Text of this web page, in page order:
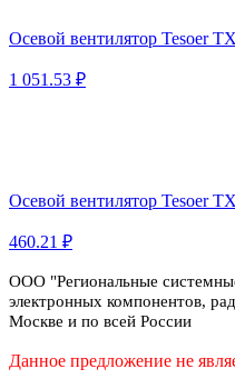
Осевой вентилятор Tesoer
1 051.53 ₽
Осевой вентилятор Tesoer
460.21 ₽
ООО "Региональные
электронных компонентов,
Москве и по всей России
Данное предложение не